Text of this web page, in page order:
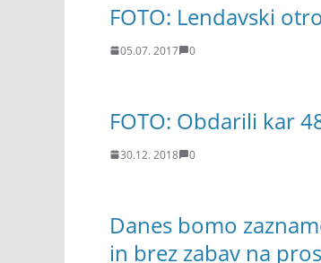
FOTO: Lendavski
05.07. 2017 0
FOTO: Obdarili kar
30.12. 2018 0
Danes bomo
in brez zabav na